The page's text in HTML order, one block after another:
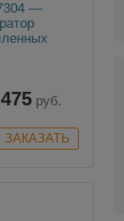
—
руб.